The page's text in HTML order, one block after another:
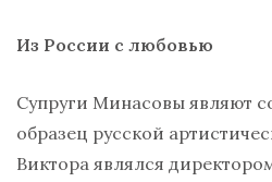
Из России с любовью
Супруги Минасовы являют
образец русской
Виктора являлся